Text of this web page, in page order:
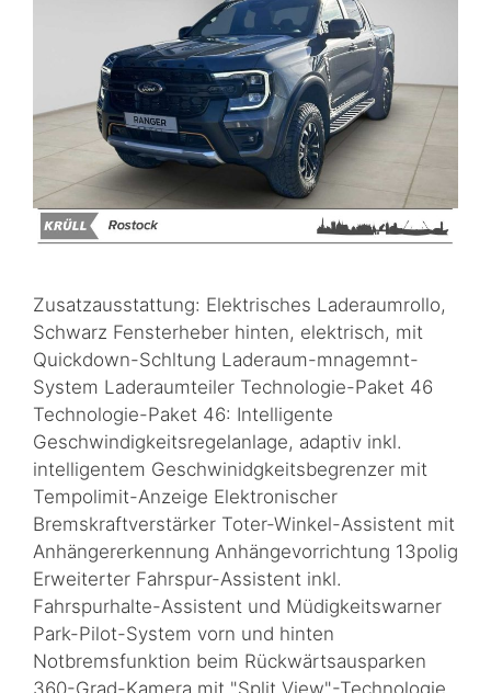
Zusatzausstattung: Elektrisches Laderaumrollo,
Schwarz Fensterheber hinten, elektrisch, mit
Quickdown-Schltung Laderaum-mnagemnt-
System Laderaumteiler Technologie-Paket 46
Technologie-Paket 46: Intelligente
Geschwindigkeitsregelanlage, adaptiv inkl.
intelligentem Geschwinidgkeitsbegrenzer mit
Tempolimit-Anzeige Elektronischer
Bremskraftverstärker Toter-Winkel-Assistent mit
Anhängererkennung Anhängevorrichtung 13polig
Erweiterter Fahrspur-Assistent inkl.
Fahrspurhalte-Assistent und Müdigkeitswarner
Park-Pilot-System vorn und hinten
Notbremsfunktion beim Rückwärtsausparken
360-Grad-Kamera mit "Split View"-Technologie